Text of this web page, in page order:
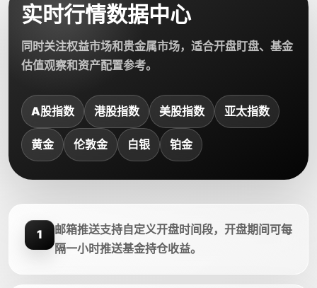
实时行情数据中心
同时关注权益市场和贵金属市场，适合开盘盯盘、基金
估值观察和资产配置参考。
A股指数 港股指数 美股指数 亚太指数
黄金 伦敦金 白银 铂金
1
邮箱推送支持自定义开盘时间段，开盘期间可每
隔一小时推送基金持仓收益。